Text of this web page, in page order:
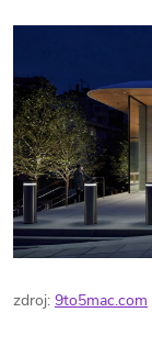
zdroj: 9to5mac.com